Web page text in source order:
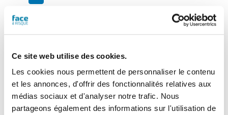
Ce site web utilise des cookies.
Les cookies nous permettent de personnaliser le contenu
et les annonces, d'offrir des fonctionnalités relatives aux
médias sociaux et d'analyser notre trafic. Nous
partageons également des informations sur l'utilisation de
Actualités